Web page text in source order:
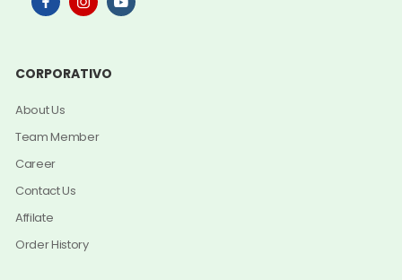
CORPORATIVO
About Us
Team Member
Career
Contact Us
Affilate
Order History